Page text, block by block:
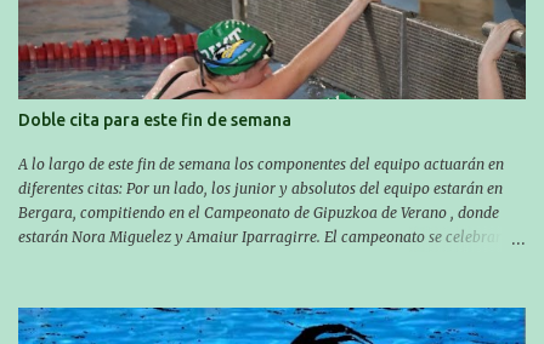
Doble cita para este fin de semana
A lo largo de este fin de semana los componentes del equipo actuarán en
diferentes citas: Por un lado, los junior y absolutos del equipo estarán en
Bergara, compitiendo en el Campeonato de Gipuzkoa de Verano , donde
estarán Nora Miguelez y Amaiur Iparragirre. El campeonato se celebrará
sábado por la tarde a las 16:30. Por otro lado, otro grupo pequeño actuará
en el polideportivo Antzizar de Beasain en el XXIIIº memorial Leire